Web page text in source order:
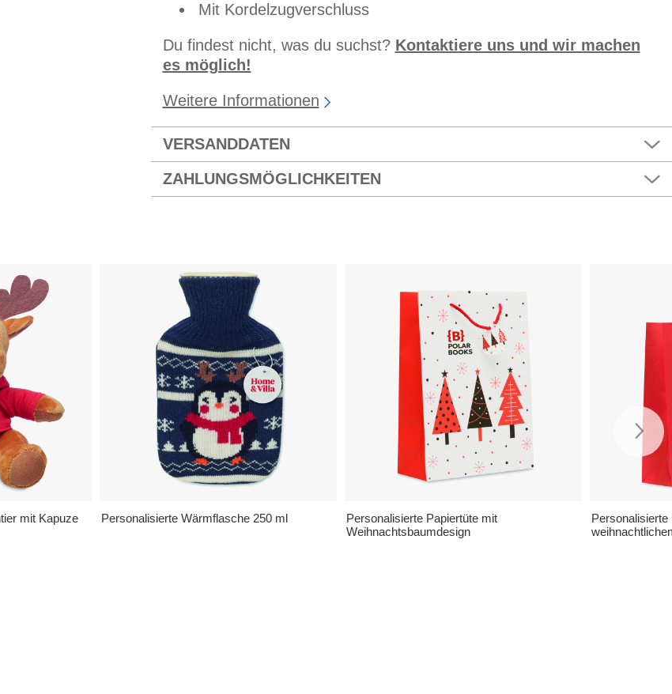
Mit Kordelzugverschluss
Du findest nicht, was du suchst? Kontaktiere uns und wir machen
es möglich!
Weitere Informationen
VERSANDDATEN
ZAHLUNGSMÖGLICHKEITEN
mit Kapuze Personalisierte Wärmflasche 250 ml
Personalisierte Papiertüte mit
Weihnachtsbaumdesign
Personalisierte